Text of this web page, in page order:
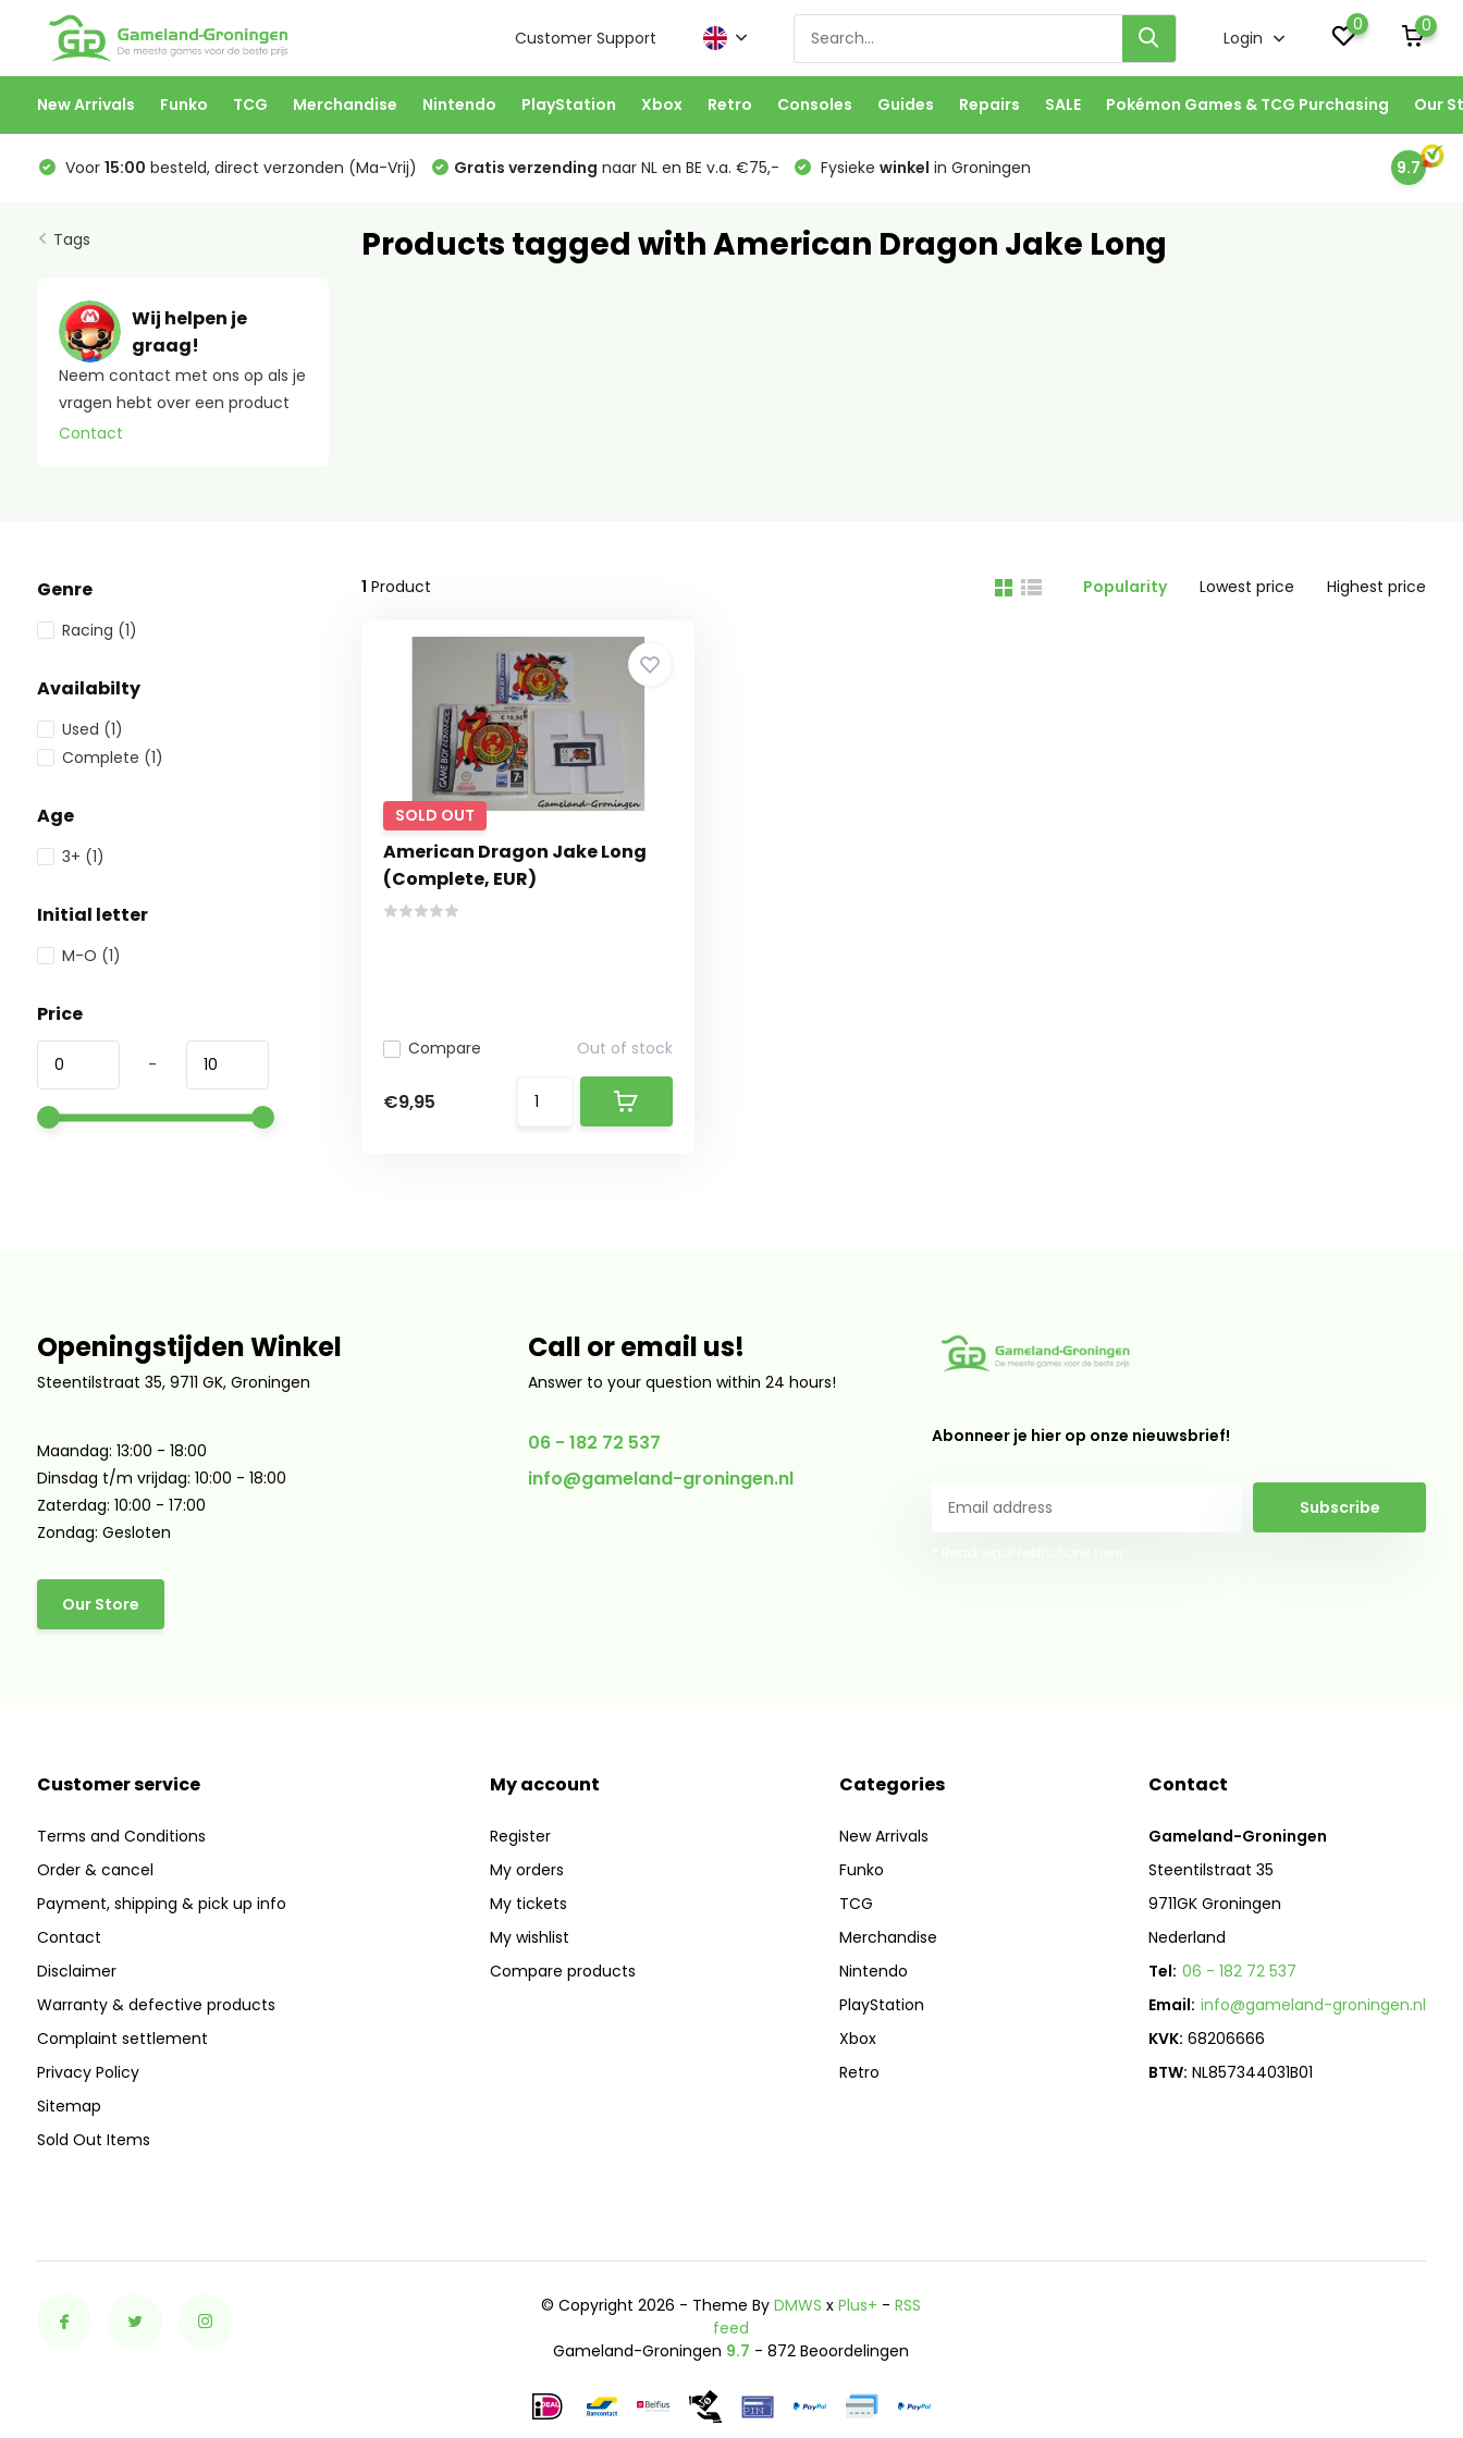
Customer Support Login
0 0
New Arrivals Funko TCG Merchandise Nintendo PlayStation Xbox Retro Consoles Guides Repairs SALE Pokémon Games & TCG Purchasing Our
Voor 15:00 besteld, direct verzonden (Ma-Vrij) Gratis verzending naar NL en BE v.a. €75,- Fysieke winkel in Groningen 9.7
Tags
Wij helpen je
graag!
Neem contact met ons op als je
vragen hebt over een product
Contact
Products tagged with American Dragon Jake Long
Genre
Racing (1)
Availabilty
Used (1)
Complete (1)
Age
3+ (1)
Initial letter
M-O (1)
Price
-
1 Product Popularity Lowest price Highest price
SOLD OUT
American Dragon Jake Long
(Complete, EUR)
Compare Out of stock
€9,95
Openingstijden Winkel
Steentilstraat 35, 9711 GK, Groningen
Maandag: 13:00 - 18:00
Dinsdag t/m vrijdag: 10:00 - 18:00
Zaterdag: 10:00 - 17:00
Zondag: Gesloten
Our Store
Call or email us!
Answer to your question within 24 hours!
06 - 182 72 537
info@gameland-groningen.nl
Abonneer je hier op onze nieuwsbrief!
Subscribe
Customer service
Terms and Conditions
Order & cancel
Payment, shipping & pick up info
Contact
Disclaimer
Warranty & defective products
Complaint settlement
Privacy Policy
Sitemap
Sold Out Items
My account
Register
My orders
My tickets
My wishlist
Compare products
Categories
New Arrivals
Funko
TCG
Merchandise
Nintendo
PlayStation
Xbox
Retro
Contact
Gameland-Groningen
Steentilstraat 35
9711GK Groningen
Nederland
Tel: 06 - 182 72 537
Email: info@gameland-groningen.nl
KVK: 68206666
BTW: NL857344031B01
© Copyright 2026 - Theme ByDMWS xPlus+ -RSS
feed
Gameland-Groningen 9.7 - 872 Beoordelingen